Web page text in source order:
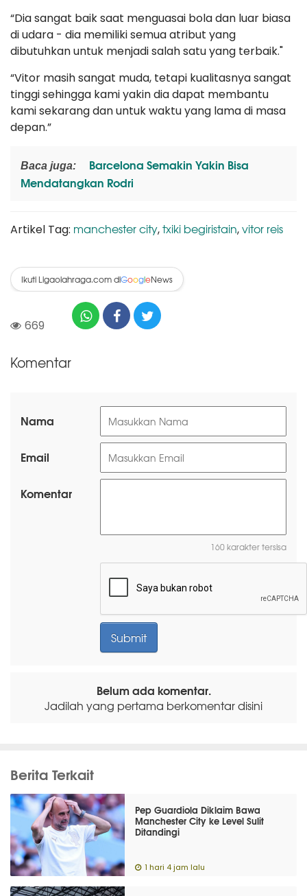
“Dia sangat baik saat menguasai bola dan luar biasa
di udara - dia memiliki semua atribut yang
dibutuhkan untuk menjadi salah satu yang terbaik."
“Vitor masih sangat muda, tetapi kualitasnya sangat
tinggi sehingga kami yakin dia dapat membantu
kami sekarang dan untuk waktu yang lama di masa
depan.”
Baca juga:
Barcelona Semakin Yakin Bisa
Mendatangkan Rodri
Artikel Tag: manchester city,txiki begiristain,vitor reis
Ikuti Ligaolahraga.com diGoogleNews
669
Komentar
Nama
Email
Komentar
160 karakter tersisa
Belum ada komentar.
Jadilah yang pertama berkomentar disini
Berita Terkait
Pep Guardiola Diklaim Bawa
Manchester City ke Level Sulit
Ditandingi
1 hari 4 jam lalu